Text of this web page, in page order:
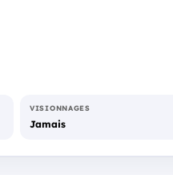
VISIONNAGES
Jamais